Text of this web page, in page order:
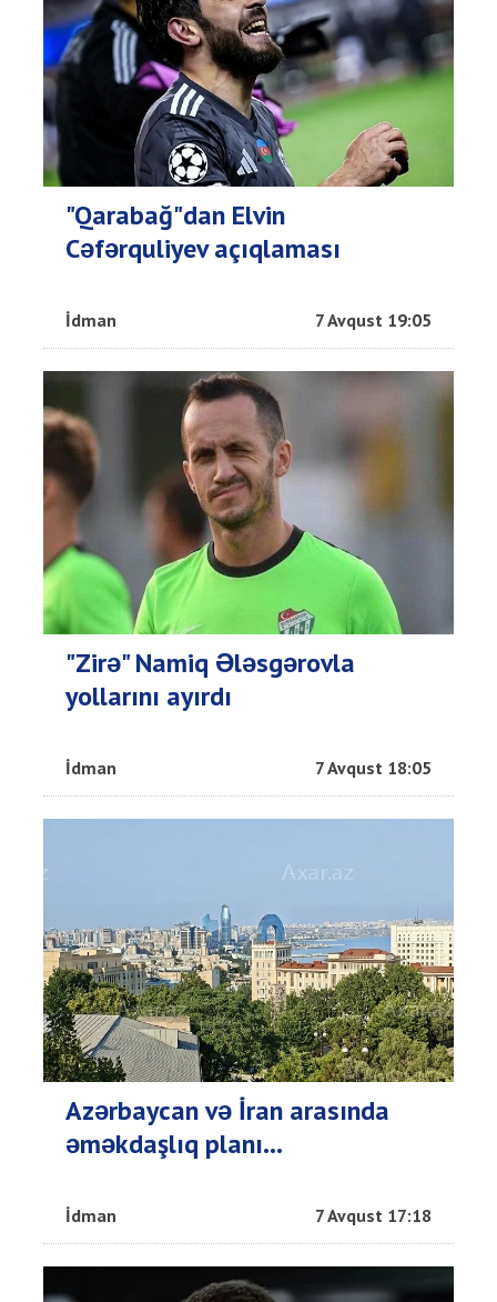
"Qarabağ"dan Elvin
Cəfərquliyev açıqlaması
İdman 7 Avqust 19:05
"Zirə" Namiq Ələsgərovla
yollarını ayırdı
İdman 7 Avqust 18:05
Azərbaycan və İran arasında
əməkdaşlıq planı...
İdman 7 Avqust 17:18